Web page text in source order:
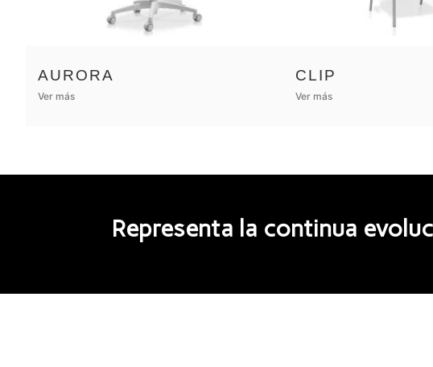
AURORA
Ver más
CLIP
Ver más
Representa la continua